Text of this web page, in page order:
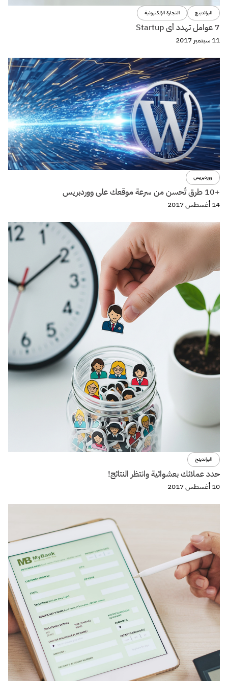
تجربة المستخدم تصميم
التطبيقات المعقدة وتأثيرها على إختيارالـ Forms design ؟
8 أغسطس 2017
تصميم
كيفية تصميم تجربة صوتية voice experience الجزء الثالث
29 مايو 2017
تصميم
مبدأ تبادل المنفعة Reciprocity واستخدامة لبناء تجربة استخدام
مقنعة.
29 مايو 2017